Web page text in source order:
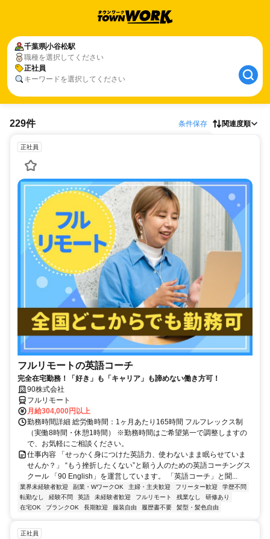
千葉県小谷松駅
職種を選択してください
正社員
キーワードを選択してください
229件 条件保存 関連度順
正社員
フルリモートの英語コーチ
完全在宅勤務！「好き」も「キャリア」も諦めない働き方可！
90株式会社
フルリモート
月給304,000円以上
勤務時間詳細 総労働時間：1ヶ月あたり165時間 フルフレックス制
（実働8時間・休憩1時間） ※勤務時間はご希望第一で調整しますの
で、お気軽にご相談ください。
仕事内容 「せっかく身につけた英語力、使わないまま眠らせていま
せんか？」 “もう挫折したくない”と願う人のための英語コーチングス
クール 「90 English」を運営しています。 「英語コーチ」と聞...
業界未経験者歓迎 副業・WワークOK 主婦・主夫歓迎 フリーター歓迎
学歴不問
転勤なし
経験不問 英語 未経験者歓迎 フルリモート 残業なし
研修あり
在宅OK
ブランクOK 長期歓迎 服装自由 履歴書不要 髪型・髪色自由
正社員